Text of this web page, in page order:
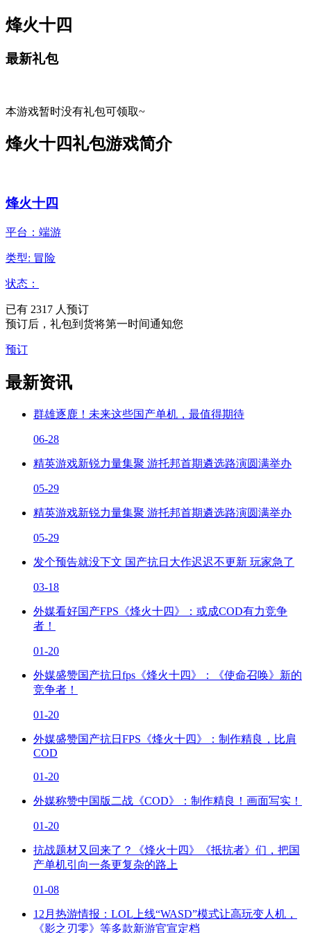
烽火十四
最新礼包
本游戏暂时没有礼包可领取~
烽火十四礼包游戏简介
烽火十四
平台：端游
类型: 冒险
状态：
已有 2317 人预订
预订后，礼包到货将第一时间通知您
预订
最新资讯
群雄逐鹿！未来这些国产单机，最值得期待
06-28
精英游戏新锐力量集聚 游托邦首期遴选路演圆满举办
05-29
精英游戏新锐力量集聚 游托邦首期遴选路演圆满举办
05-29
发个预告就没下文 国产抗日大作迟迟不更新 玩家急了
03-18
外媒看好国产FPS《烽火十四》：或成COD有力竞争
者！
01-20
外媒盛赞国产抗日fps《烽火十四》：《使命召唤》新的
竞争者！
01-20
外媒盛赞国产抗日FPS《烽火十四》：制作精良，比肩
COD
01-20
外媒称赞中国版二战《COD》：制作精良！画面写实！
01-20
抗战题材又回来了？《烽火十四》《抵抗者》们，把国
产单机引向一条更复杂的路上
01-08
12月热游情报：LOL上线“WASD”模式让高玩变人机，
《影之刃零》等多款新游官宣定档